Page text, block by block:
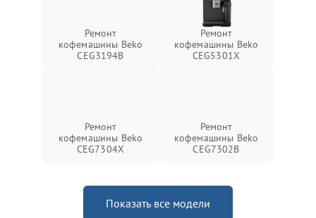
Ремонт
кофемашины Beko
CEG3194B
Ремонт
кофемашины Beko
CEG5301X
Ремонт
кофемашины Beko
CEG7304X
Ремонт
кофемашины Beko
CEG7302B
Показать все модели